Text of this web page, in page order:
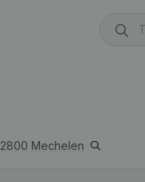
2800 Mechelen